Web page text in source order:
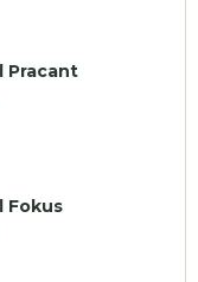
Pracant
Fokus